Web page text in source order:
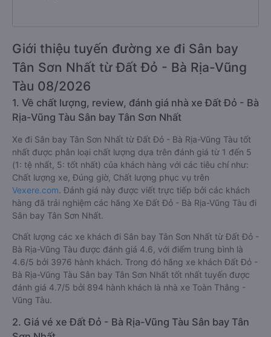
Giới thiệu tuyến đường xe đi Sân bay
Tân Sơn Nhất từ Đất Đỏ - Bà Rịa-Vũng
Tàu 08/2026
1. Về chất lượng, review, đánh giá nhà xe Đất Đỏ - Bà
Rịa-Vũng Tàu Sân bay Tân Sơn Nhất
Xe đi Sân bay Tân Sơn Nhất từ Đất Đỏ - Bà Rịa-Vũng Tàu tốt
nhất được phân loại chất lượng dựa trên đánh giá từ 1 đến 5
(1: tệ nhất, 5: tốt nhất) của khách hàng với các tiêu chí như:
Chất lượng xe, Đúng giờ, Chất lượng phục vụ trên
Vexere.com. Đánh giá này được viết trực tiếp bởi các khách
hàng đã trải nghiệm các hãng Xe Đất Đỏ - Bà Rịa-Vũng Tàu đi
Sân bay Tân Sơn Nhất.
Chất lượng các xe khách đi Sân bay Tân Sơn Nhất từ Đất Đỏ -
Bà Rịa-Vũng Tàu được đánh giá 4.6, với điểm trung bình là
4.6/5 bởi 3976 hành khách. Trong đó hãng xe khách Đất Đỏ -
Bà Rịa-Vũng Tàu Sân bay Tân Sơn Nhất tốt nhất tuyến được
đánh giá 4.7/5 bởi 894 hành khách là nhà xe Toàn Thắng -
Vũng Tàu.
2. Giá vé xe Đất Đỏ - Bà Rịa-Vũng Tàu Sân bay Tân